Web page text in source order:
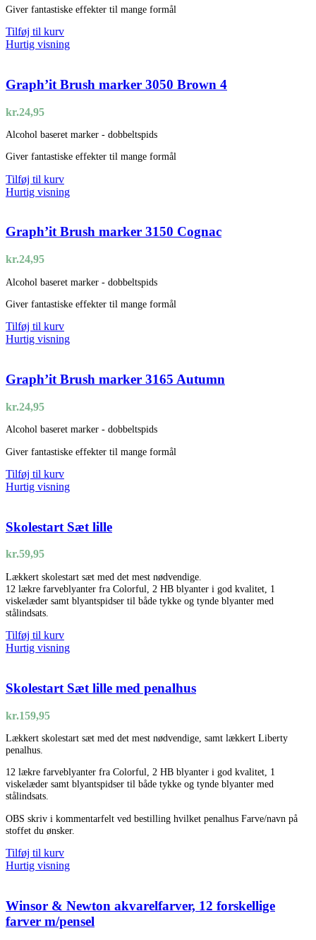
Giver fantastiske effekter til mange formål
Tilføj til kurv
Hurtig visning
Graph’it Brush marker 3050 Brown 4
kr.24,95
Alcohol baseret marker - dobbeltspids
Giver fantastiske effekter til mange formål
Tilføj til kurv
Hurtig visning
Graph’it Brush marker 3150 Cognac
kr.24,95
Alcohol baseret marker - dobbeltspids
Giver fantastiske effekter til mange formål
Tilføj til kurv
Hurtig visning
Graph’it Brush marker 3165 Autumn
kr.24,95
Alcohol baseret marker - dobbeltspids
Giver fantastiske effekter til mange formål
Tilføj til kurv
Hurtig visning
Skolestart Sæt lille
kr.59,95
Lækkert skolestart sæt med det mest nødvendige.
12 lækre farveblyanter fra Colorful, 2 HB blyanter i god kvalitet, 1
viskelæder samt blyantspidser til både tykke og tynde blyanter med
stålindsats.
Tilføj til kurv
Hurtig visning
Skolestart Sæt lille med penalhus
kr.159,95
Lækkert skolestart sæt med det mest nødvendige, samt lækkert Liberty
penalhus.
12 lækre farveblyanter fra Colorful, 2 HB blyanter i god kvalitet, 1
viskelæder samt blyantspidser til både tykke og tynde blyanter med
stålindsats.
OBS skriv i kommentarfelt ved bestilling hvilket penalhus Farve/navn på
stoffet du ønsker.
Tilføj til kurv
Hurtig visning
Winsor & Newton akvarelfarver, 12 forskellige
farver m/pensel